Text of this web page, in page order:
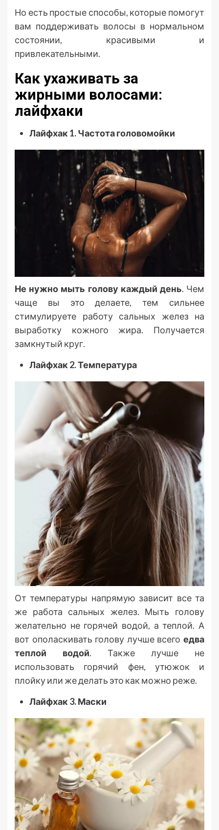
Но есть простые способы, которые помогут
вам поддерживать волосы в нормальном
состоянии, красивыми и
привлекательными.
Как ухаживать за
жирными волосами:
лайфхаки
Лайфхак 1. Частота головомойки
Не нужно мыть голову каждый день. Чем
чаще вы это делаете, тем сильнее
стимулируете работу сальных желез на
выработку кожного жира. Получается
замкнутый круг.
Лайфхак 2. Температура
От температуры напрямую зависит все та
же работа сальных желез. Мыть голову
желательно не горячей водой, а теплой. А
вот ополаскивать голову лучше всего едва
теплой водой. Также лучше не
использовать горячий фен, утюжок и
плойку или же делать это как можно реже.
Лайфхак 3. Маски